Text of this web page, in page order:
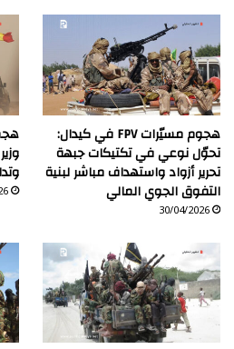
هجوم مسيّرات FPV في كيدال:
تحوّل نوعي في تكتيكات جبهة
تحرير أزواد واستهداف مباشر لبنية
التفوق الجوي المالي
30/04/2026